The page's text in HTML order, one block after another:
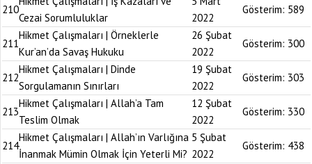
210
Cezai Sorumluluklar
2022
Gösterim: 589
211
Hikmet Çalışmaları | Örneklerle
Kur’an’da Savaş Hukuku
26 Şubat
2022
Gösterim: 300
212
Hikmet Çalışmaları | Dinde
Sorgulamanın Sınırları
19 Şubat
2022
Gösterim: 303
213
Hikmet Çalışmaları | Allah’a Tam
Teslim Olmak
12 Şubat
2022
Gösterim: 330
214
Hikmet Çalışmaları | Allah’ın Varlığına
İnanmak Mümin Olmak İçin Yeterli Mi?
5 Şubat
2022
Gösterim: 438